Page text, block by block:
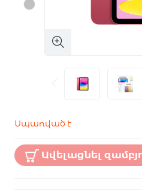
Սպառված է
Ավելացնել